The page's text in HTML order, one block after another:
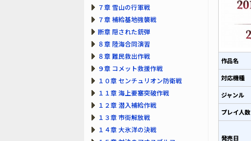
作品名
対応機種
ジャンル
プレイ人数
発売日
７章 雪山の行軍戦
７章 補給基地強襲戦
断章 隠された銃弾
８章 陸海合同演習
８章 難民救出作戦
９章 コメット救援作戦
１０章 センチュリオン防衛戦
１１章 海上要塞突破作戦
１２章 潜入補給作戦
１３章 市街解放戦
１４章 大氷洋の決戦